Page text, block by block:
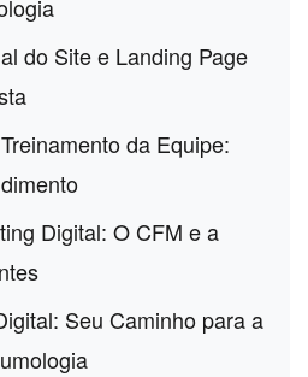
do Site e Landing Page
da Equipe:
Digital: O CFM e a
Seu Caminho para a